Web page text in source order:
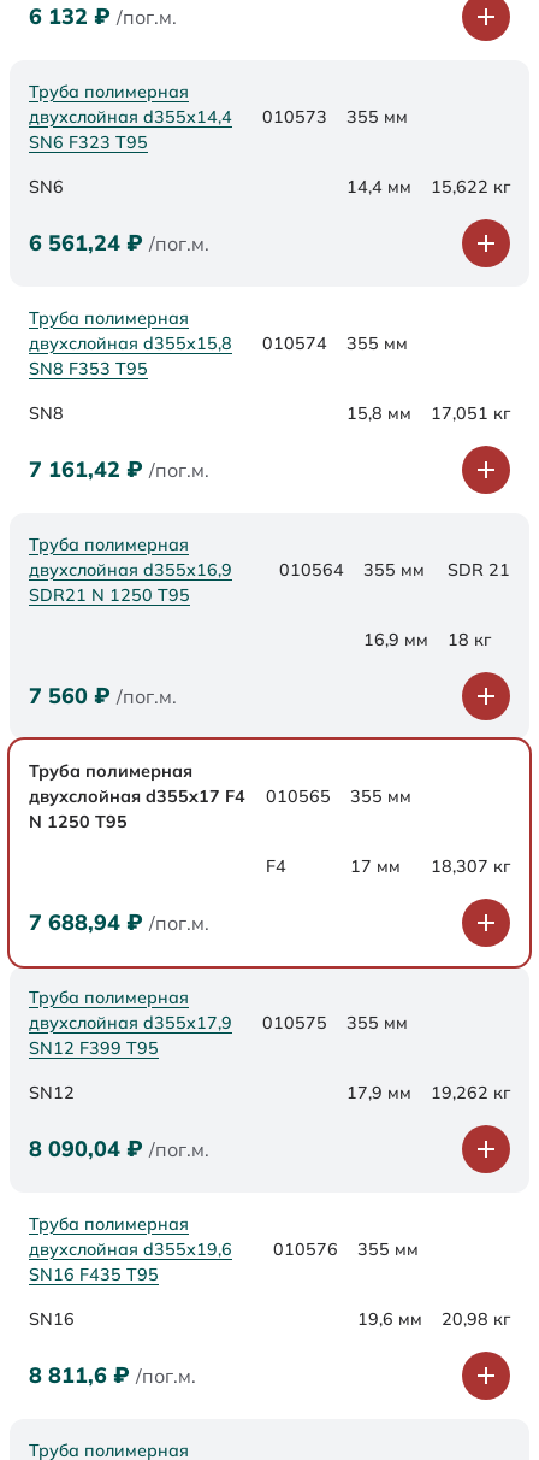
6 132 ₽ /пог.м.
Труба полимерная
двухслойная d355х14,4
SN6 F323 Т95
010573 355 мм
SN6 14,4 мм 15,622 кг
6 561,24 ₽ /пог.м.
Труба полимерная
двухслойная d355х15,8
SN8 F353 Т95
010574 355 мм
SN8 15,8 мм 17,051 кг
7 161,42 ₽ /пог.м.
Труба полимерная
двухслойная d355x16,9
SDR21 N 1250 Т95
010564 355 мм SDR 21
16,9 мм 18 кг
7 560 ₽ /пог.м.
Труба полимерная
двухслойная d355x17 F4
N 1250 Т95
010565 355 мм
F4 17 мм 18,307 кг
7 688,94 ₽ /пог.м.
Труба полимерная
двухслойная d355х17,9
SN12 F399 Т95
010575 355 мм
SN12 17,9 мм 19,262 кг
8 090,04 ₽ /пог.м.
Труба полимерная
двухслойная d355х19,6
SN16 F435 Т95
010576 355 мм
SN16 19,6 мм 20,98 кг
8 811,6 ₽ /пог.м.
Труба полимерная